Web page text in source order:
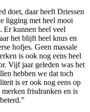
doet, daar heeft Driessen
ligging met heel mooi
Er kunnen heel veel
het blijft heel knus en
hofjes. Geen massale
is ook nog eens heel
Vijf jaar geleden was het
hebben we dat toch
is er ook nog eens op
frisdranken en is